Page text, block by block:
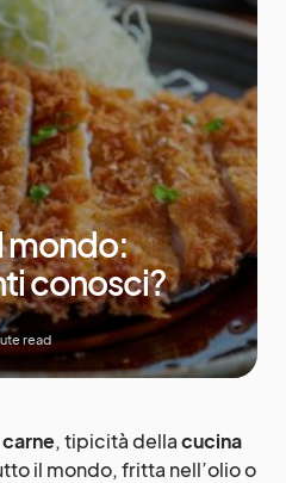
mondo:
conosci?
read
, tipicità dellacucina
il mondo, fritta nell’olio o